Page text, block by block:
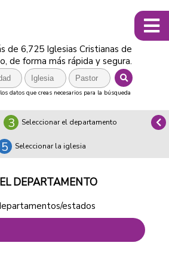
de 6,725 Iglesias Cristianas de
de forma más rápida y segura.
datos que creas necesarios para la búsqueda
3 Seleccionar el departamento
5 Seleccionar la iglesia
DEPARTAMENTO
estados